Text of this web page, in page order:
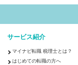
サービス紹介
マイナビ転職 税理士とは？
はじめての転職の方へ